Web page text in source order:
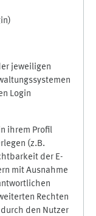
jeweiligen
Login
ihrem Profil
(z.B.
der E-
mit Ausnahme
Rechten
den Nutzer